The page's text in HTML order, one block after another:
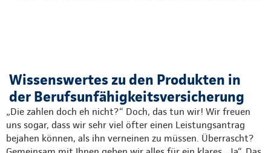
Wissenswertes zu den Produkten in
der Berufsunfähigkeitsversicherung
„Die zahlen doch eh nicht?“ Doch, das tun wir! Wir freuen
uns sogar, dass wir sehr viel öfter einen Leistungsantrag
bejahen können, als ihn verneinen zu müssen. Überrascht?